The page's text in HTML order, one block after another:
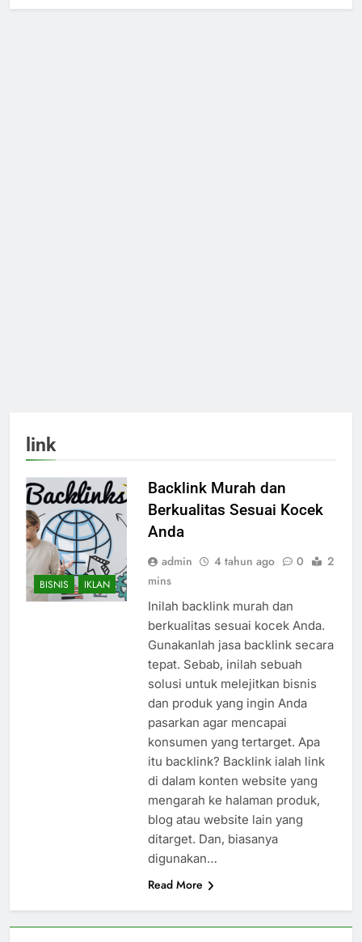
link
BISNIS IKLAN
Backlink Murah dan
Berkualitas Sesuai Kocek
Anda
admin 4 tahun ago 0
2
mins
Inilah backlink murah dan
berkualitas sesuai kocek Anda.
Gunakanlah jasa backlink secara
tepat. Sebab, inilah sebuah
solusi untuk melejitkan bisnis
dan produk yang ingin Anda
pasarkan agar mencapai
konsumen yang tertarget. Apa
itu backlink? Backlink ialah link
di dalam konten website yang
mengarah ke halaman produk,
blog atau website lain yang
ditarget. Dan, biasanya
digunakan…
Read More